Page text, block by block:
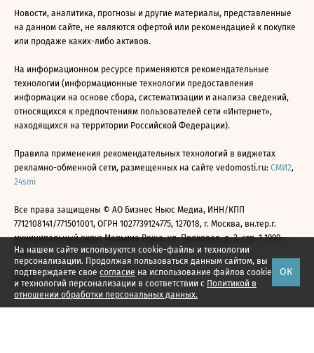
На нашем сайте используются cookie-файлы и технологии
персонализации. Продолжая пользоваться данным сайтом, вы
подтверждаете свое согласие на использование файлов cookie
и технологий персонализации в соответствии с Политикой в
отношении обработки персональных данных.
ОК
Новости, аналитика, прогнозы и другие материалы, представленные
на данном сайте, не являются офертой или рекомендацией к покупке
или продаже каких-либо активов.
На информационном ресурсе применяются рекомендательные
технологии (информационные технологии предоставления
информации на основе сбора, систематизации и анализа сведений,
относящихся к предпочтениям пользователей сети «Интернет»,
находящихся на территории Российской Федерации).
Правила применения рекомендательных технологий в виджетах
рекламно-обменной сети, размещенных на сайте vedomosti.ru: СМИ2,
24smi
Все права защищены © АО Бизнес Ньюс Медиа, ИНН/КПП
7712108141/771501001, ОГРН 1027739124775, 127018, г. Москва, вн.тер.г.
муниципальный округ Марьина Роща, ул. Полковая, д. 3, стр. 1 1999—
2026